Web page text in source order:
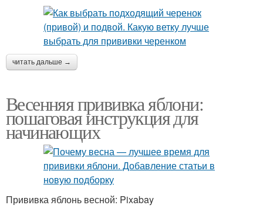
читать дальше →
Весенняя прививка яблони:
пошаговая инструкция для
начинающих
Прививка яблонь весной: Pixabay